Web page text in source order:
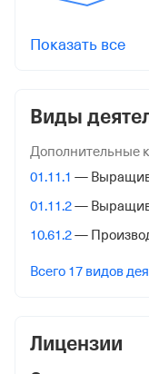
25 апреля 2022
Белгородской обл.
Адрес налоговой
308000, Белгород
1 марта 2000
Показать все
Виды
Дополнительные
01.11.1 —
01.11.2—
10.61.2—
Всего 17 видов
Лицензии